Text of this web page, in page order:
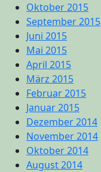
Oktober 2015
September 2015
Juni 2015
Mai 2015
April 2015
März 2015
Februar 2015
Januar 2015
Dezember 2014
November 2014
Oktober 2014
August 2014